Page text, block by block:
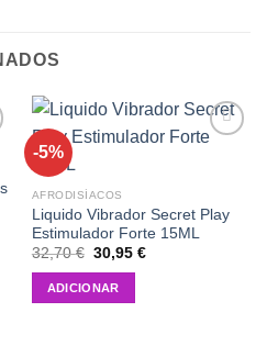
-5%
AFRODISÍACOS
Liquido Vibrador Secret Play
Estimulador Forte 15ML
32,70€ O
original
era:
30,95 €O
ADICIONAR